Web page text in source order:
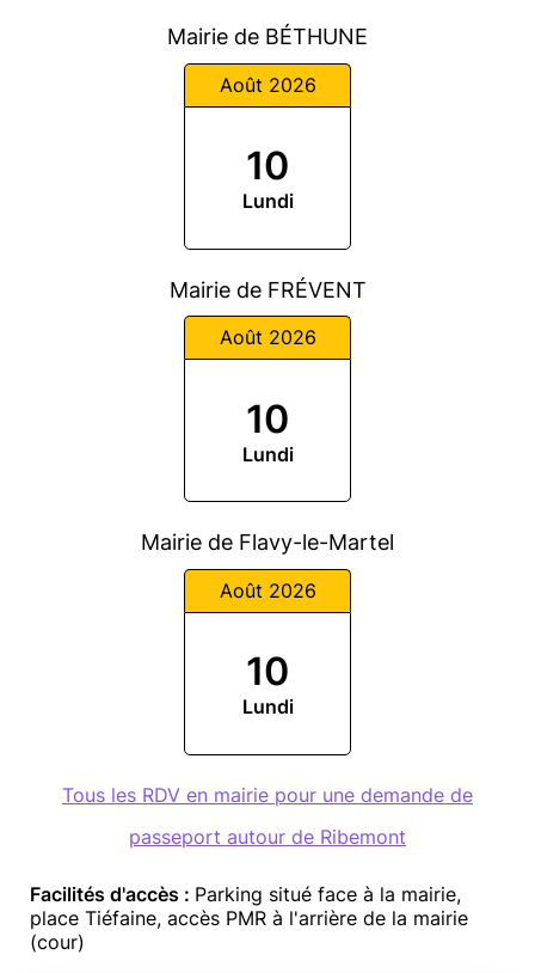
Mairie de BÉTHUNE
Août 2026
10
Lundi
Mairie de FRÉVENT
Août 2026
10
Lundi
Mairie de Flavy-le-Martel
Août 2026
10
Lundi
Tous les RDV en mairie pour une demande de
passeport autour de Ribemont
Facilités d'accès : Parking situé face à la mairie,
place Tiéfaine, accès PMR à l'arrière de la mairie
(cour)